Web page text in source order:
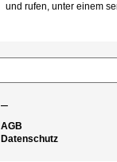
und rufen, unter einem
–
AGB
Datenschutz